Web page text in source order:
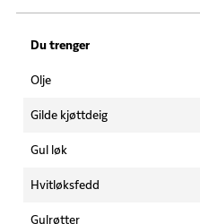
Du trenger
Olje
Gilde kjøttdeig
Gul løk
Hvitløksfedd
Gulrøtter